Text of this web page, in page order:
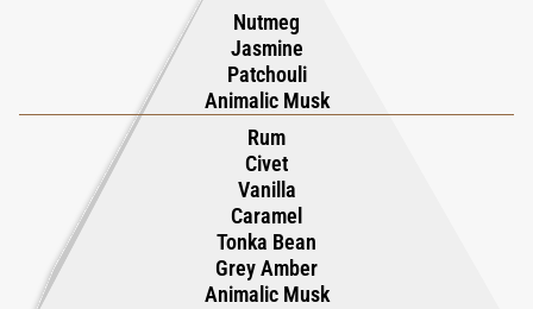
βαθαίνει, το πατσουλί και το μοσχοκάρυδο φέρνουν γήινη
ζεστασιά, ενώ το γιασεμί προσθέτει μια απαλή λουλουδάτη
λάμψη που φλερτάρει με τα μπαχαρικά. Στη βάση, η βανίλια και
η καραμέλα γίνονται πλούσιες και σκιασμένες, μπλέκονται με
ambroxan, γκρι κεχριμπάρι και tonka absolute. Μια διακριτική
νότα ρούμι και ένας ψίθυρος μοσχοκάρυδο προσθέτουν μια
άγρια, παρατεταμένη άκρη. Το μονοπάτι είναι τολμηρό,
προκλητικό και αξέχαστο, αφήνοντας πίσω του μια ανάμνηση
άγριας γλυκύτητας και αρχέγονης γοητείας.
Nutmeg
Jasmine
Patchouli
Animalic Musk
Rum
Civet
Vanilla
Caramel
Tonka Bean
Grey Amber
Animalic Musk